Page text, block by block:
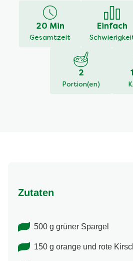
Ofenspargel
Kirschtomaten
20 Min
Gesamtzeit
Einfach
2
Portion(en)
Zutaten
500 g grüner Spargel
150 g orange und rote